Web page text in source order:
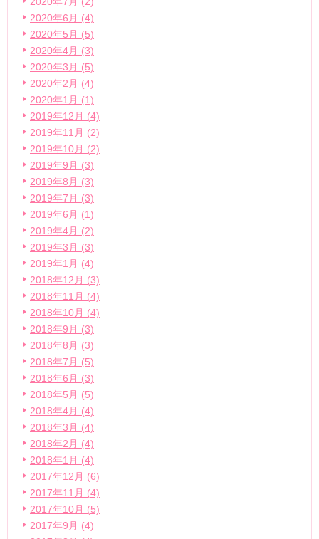
2020年6月 (4)
2020年5月 (5)
2020年4月 (3)
2020年3月 (5)
2020年2月 (4)
2020年1月 (1)
2019年12月 (4)
2019年11月 (2)
2019年10月 (2)
2019年9月 (3)
2019年8月 (3)
2019年7月 (3)
2019年6月 (1)
2019年4月 (2)
2019年3月 (3)
2019年1月 (4)
2018年12月 (3)
2018年11月 (4)
2018年10月 (4)
2018年9月 (3)
2018年8月 (3)
2018年7月 (5)
2018年6月 (3)
2018年5月 (5)
2018年4月 (4)
2018年3月 (4)
2018年2月 (4)
2018年1月 (4)
2017年12月 (6)
2017年11月 (4)
2017年10月 (5)
2017年9月 (4)